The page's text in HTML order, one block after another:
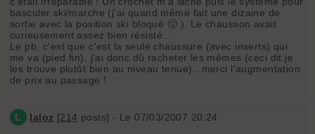
basculer ski/marche (j'ai quand même fait une dizaine de
sortie avec la position ski bloqué 🤢 ). Le chausson avait
curieusement assez bien résisté...
Le pb, c'est que c'est la seule chaussure (avec inserts) qui
me va (pied fin), j'ai donc dû racheter les mêmes (ceci dit je
les trouve plutôt bien au niveau tenue)...merci l'augmentation
de prix au passage !
L laloz [214 posts] - Le 07/03/2007 20:24